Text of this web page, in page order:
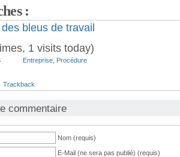
:
bleus de travail
1 visits today)
Entreprise Procédure
Trackback
commentaire
Nom (requis)
E-Mail (ne sera pas publié) (requis)